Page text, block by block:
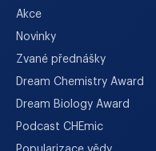
Akce
Novinky
Zvané přednášky
Dream Chemistry Award
Dream Biology Award
Podcast CHEmic